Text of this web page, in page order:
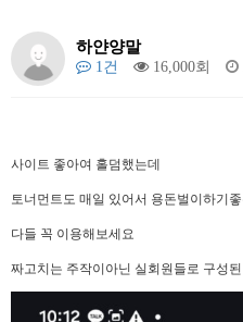
하얀양말
1건 16,000회
사이트 좋아여 홀덤했는데
토너먼트도 매일 있어서 용돈벌이하기
다들 꼭 이용해보세요
짜고치는 주작이아닌 실회원들로 구성